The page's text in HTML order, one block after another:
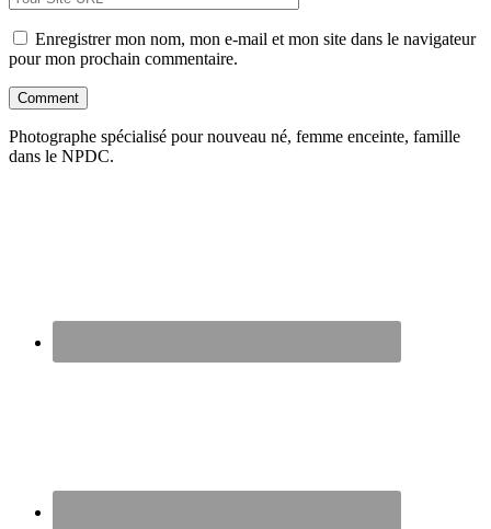
Enregistrer mon nom, mon e-mail et mon site dans le navigateur
pour mon prochain commentaire.
Photographe spécialisé pour nouveau né, femme enceinte, famille
dans le NPDC.